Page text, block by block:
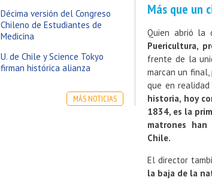
Décima versión del Congreso
Chileno de Estudiantes de
Medicina
U. de Chile y Science Tokyo
firman histórica alianza
MÁS NOTICIAS
Más que un
Quien abrió la
Puericultura,
frente de la
marcan un
que en
historia, hoy
1834, es la
matrones
Chile.
El director
la baja de la